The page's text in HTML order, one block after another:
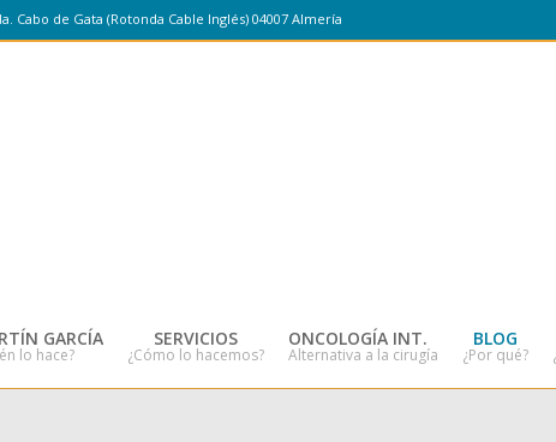
Cabo de Gata (Rotonda Cable Inglés) 04007 Almería
GARCÍA
lo hace?
SERVICIOS
¿Cómo lo hacemos?
ONCOLOGÍA INT.
Alternativa a la cirugía
BLOG
¿Por qué?